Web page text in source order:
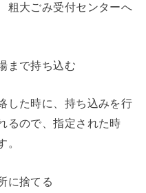
粗大ごみ受付センターへ
まで持ち込む
した時に、持ち込みを行
るので、指定された時
。
に捨てる